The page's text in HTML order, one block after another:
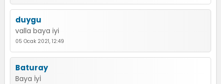
duygu
valla baya iyi
05 Ocak 2021, 12:49
Baturay
Baya İyİ